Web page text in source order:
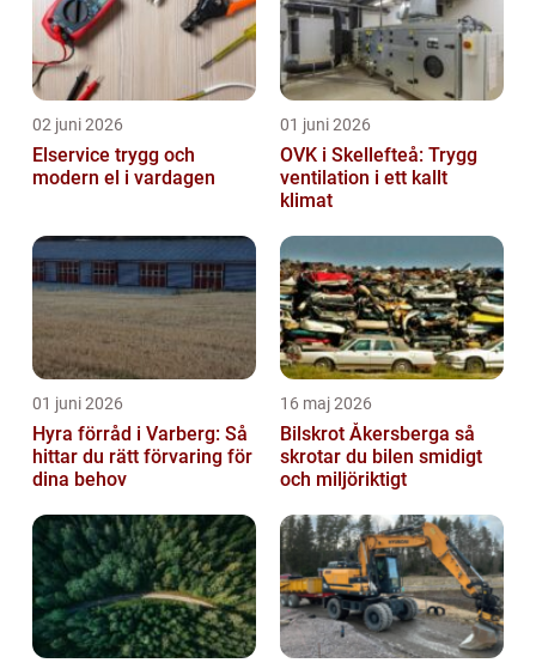
02 juni 2026
Elservice trygg och
modern el i vardagen
01 juni 2026
OVK i Skellefteå: Trygg
ventilation i ett kallt
klimat
01 juni 2026
Hyra förråd i Varberg: Så
hittar du rätt förvaring för
dina behov
16 maj 2026
Bilskrot Åkersberga så
skrotar du bilen smidigt
och miljöriktigt